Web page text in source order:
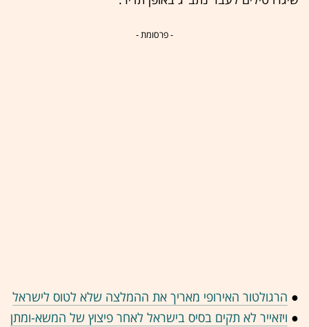
- פרסומת -
● הרגולטור האירופי מאריך את ההמלצה שלא לטוס לישראל
● ויזאייר לא תקים בסיס בישראל לאחר פיצוץ של המשא-ומתן